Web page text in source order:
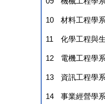
10 材料工程學
11 化學工程與
12 電機工程學
13 資訊工程學
14 事業經營學